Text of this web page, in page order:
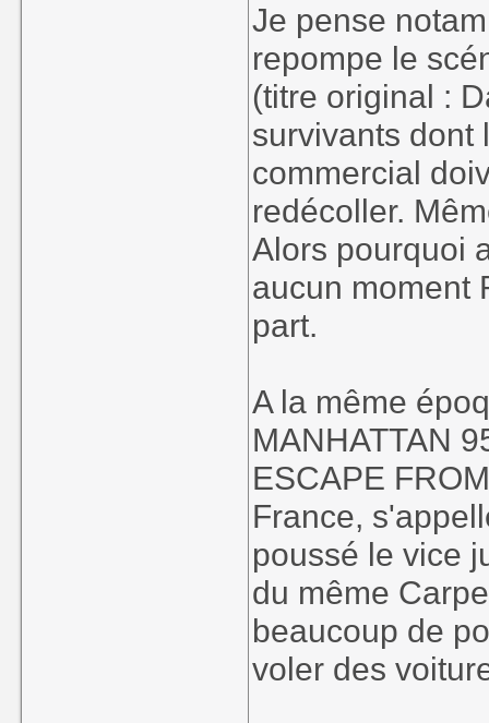
Je pense
repompe le
(titre original :
survivants dont
commercial
redécoller.
Alors pourquoi
aucun moment
part.
A la même
MANHATTAN
ESCAPE
France,
poussé le vice
du même
beaucoup de
voler des